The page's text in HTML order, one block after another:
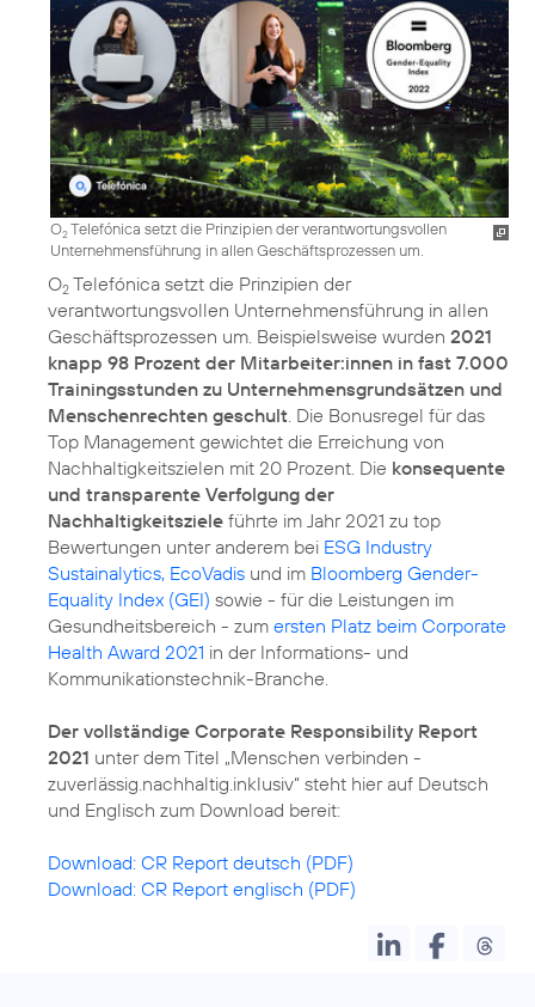
O2Telefónica setzt die Prinzipien der verantwortungsvollen
Unternehmensführung in allen Geschäftsprozessen um.
O2 Telefónica setzt die Prinzipien der
verantwortungsvollen Unternehmensführung in allen
Geschäftsprozessen um. Beispielsweise wurden 2021
knapp 98 Prozent der Mitarbeiter:innen in fast 7.000
Trainingsstunden zu Unternehmensgrundsätzen und
Menschenrechten geschult . Die Bonusregel für das
Top Management gewichtet die Erreichung von
Nachhaltigkeitszielen mit 20 Prozent. Die konsequente
und transparente Verfolgung der
Nachhaltigkeitsziele führte im Jahr 2021 zu top
Bewertungen unter anderem bei ESG Industry
Sustainalytics, EcoVadis und im Bloomberg Gender-
Equality Index (GEI) sowie - für die Leistungen im
Gesundheitsbereich - zum ersten Platz beim Corporate
Health Award 2021 in der Informations- und
Kommunikationstechnik-Branche.
Der vollständige Corporate Responsibility Report
2021 unter dem Titel „Menschen verbinden -
zuverlässig.nachhaltig.inklusiv“ steht hier auf Deutsch
und Englisch zum Download bereit:
Download: CR Report deutsch (PDF)
Download: CR Report englisch (PDF)